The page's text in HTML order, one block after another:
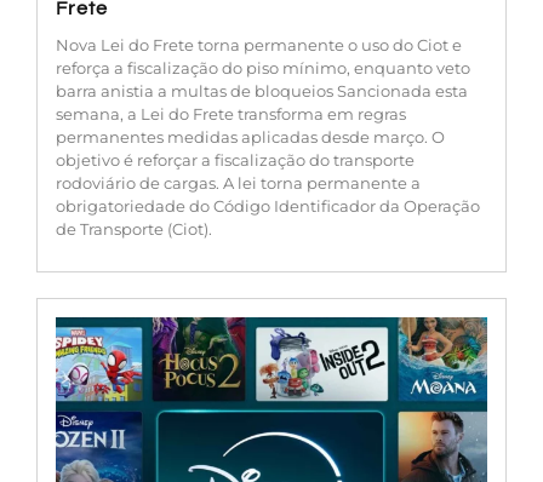
Frete
Nova Lei do Frete torna permanente o uso do Ciot e
reforça a fiscalização do piso mínimo, enquanto veto
barra anistia a multas de bloqueios Sancionada esta
semana, a Lei do Frete transforma em regras
permanentes medidas aplicadas desde março. O
objetivo é reforçar a fiscalização do transporte
rodoviário de cargas. A lei torna permanente a
obrigatoriedade do Código Identificador da Operação
de Transporte (Ciot).